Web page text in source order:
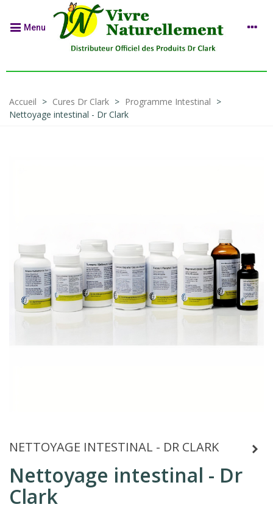
Menu
Accueil > Cures Dr Clark > Programme Intestinal >
Nettoyage intestinal - Dr Clark
NETTOYAGE INTESTINAL - DR CLARK
Nettoyage intestinal - Dr
Clark